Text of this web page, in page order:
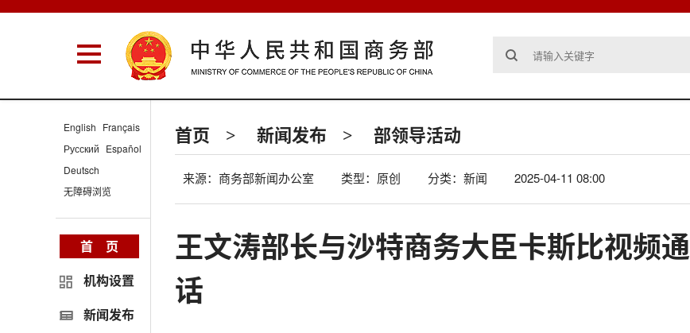
首页 > 新闻发布 > 部领导活动
来源：商务部新闻办公室 类型：原创 分类：新闻 2025-04-11 08:00
王文涛部长与沙特商务大臣卡斯比视频通
话
English Français
Русский Español
Deutsch
无障碍浏览
首 页
机构设置
新闻发布